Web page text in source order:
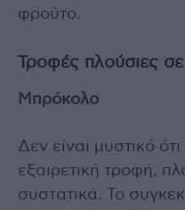
φρούτο.
Τροφές πλούσιες
Μπρόκολο
Δεν είναι μυστικό
εξαιρετική τροφή,
συστατικά. Το